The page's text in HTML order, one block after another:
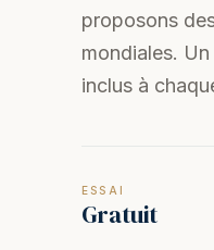
proposons
mondiales.
inclus à
ESSAI
Gratuit